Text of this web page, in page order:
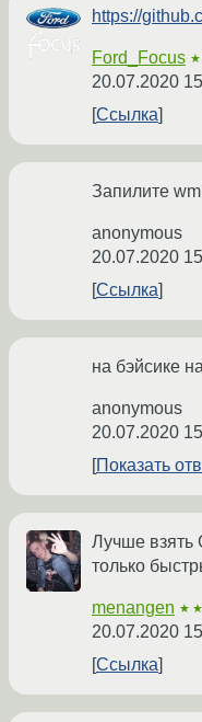
https://
Ford_Focus
20.07.2020
Ссылка
Запилите
anonymous
20.07.2020
Ссылка
на бэйсике
anonymous
20.07.2020
Показать
Лучше взять
только
menangen
20.07.2020
Ссылка